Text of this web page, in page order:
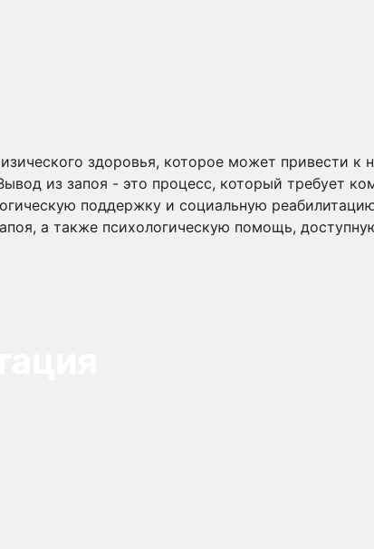
здоровья, которое может привести к
из запоя - это процесс, который требует
поддержку и социальную
а также психологическую помощь,